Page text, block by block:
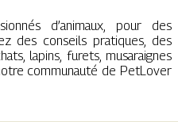
d’animaux, pour des
des conseils pratiques, des
lapins, furets, musaraignes
communauté de PetLover